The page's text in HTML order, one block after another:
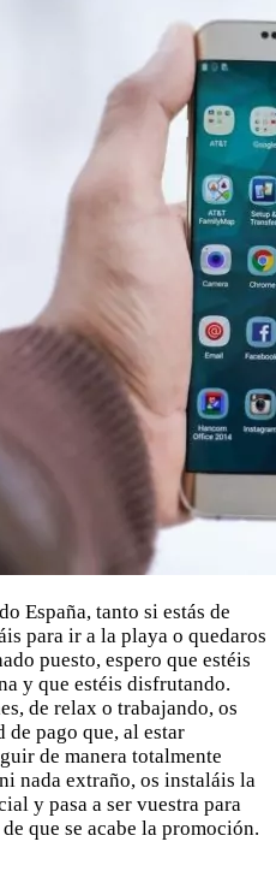
España, tanto si estás de
para ir a la playa o quedaros
puesto, espero que estéis
y que estéis disfrutando.
de relax o trabajando, os
de pago que, al estar
de manera totalmente
nada extraño, os instaláis la
y pasa a ser vuestra para
que se acabe la promoción.